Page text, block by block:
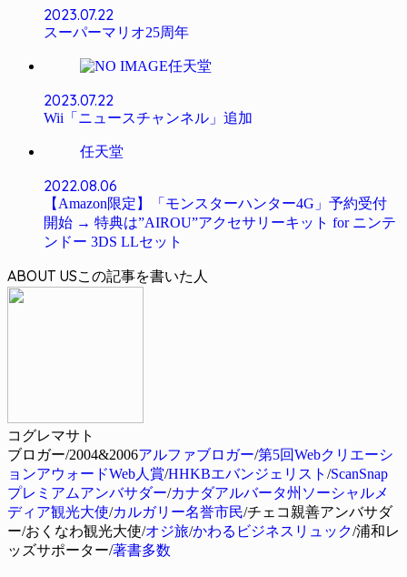
2023.07.22
スーパーマリオ25周年
任天堂
2023.07.22
Wii「ニュースチャンネル」追加
任天堂
2022.08.06
【Amazon限定】「モンスターハンター4G」予約受付
開始 → 特典は”AIROU”アクセサリーキット for ニンテ
ンドー 3DS LLセット
ABOUT US
コグレマサト
ブロガー/2004&2006アルファブロガー/第5回Webクリエーシ
ョンアウォードWeb人賞/HHKBエバンジェリスト /ScanSnap
プレミアムアンバサダー/カナダアルバータ州ソーシャルメ
ディア観光大使/カルガリー名誉市民/チェコ親善アンバサダ
ー/おくなわ観光大使/オジ旅/かわるビジネスリュック/浦和レ
ッズサポーター/著書多数